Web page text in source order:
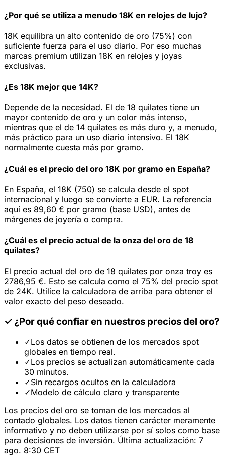
¿Por qué se utiliza a menudo 18K en relojes de lujo?
18K equilibra un alto contenido de oro (75%) con
suficiente fuerza para el uso diario. Por eso muchas
marcas premium utilizan 18K en relojes y joyas
exclusivas.
¿Es 18K mejor que 14K?
Depende de la necesidad. El de 18 quilates tiene un
mayor contenido de oro y un color más intenso,
mientras que el de 14 quilates es más duro y, a menudo,
más práctico para un uso diario intensivo. El 18K
normalmente cuesta más por gramo.
¿Cuál es el precio del oro 18K por gramo en España?
En España, el 18K (750) se calcula desde el spot
internacional y luego se convierte a EUR. La referencia
aquí es 89,60 € por gramo (base USD), antes de
márgenes de joyería o compra.
¿Cuál es el precio actual de la onza del oro de 18
quilates?
El precio actual del oro de 18 quilates por onza troy es
2786,95 €. Esto se calcula como el 75% del precio spot
de 24K. Utilice la calculadora de arriba para obtener el
valor exacto del peso deseado.
✓ ¿Por qué confiar en nuestros precios del oro?
✓Los datos se obtienen de los mercados spot
globales en tiempo real.
✓Los precios se actualizan automáticamente cada
30 minutos.
✓Sin recargos ocultos en la calculadora
✓Modelo de cálculo claro y transparente
Los precios del oro se toman de los mercados al
contado globales. Los datos tienen carácter meramente
informativo y no deben utilizarse por sí solos como base
para decisiones de inversión. Última actualización: 7
ago. 8:30 CET